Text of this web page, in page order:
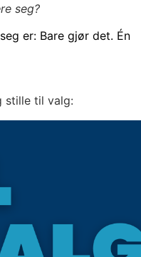
seg?
er: Bare gjør det. Én
stille til valg: